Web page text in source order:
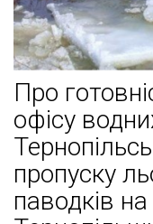
Про
офісу
пропуску
паводків на